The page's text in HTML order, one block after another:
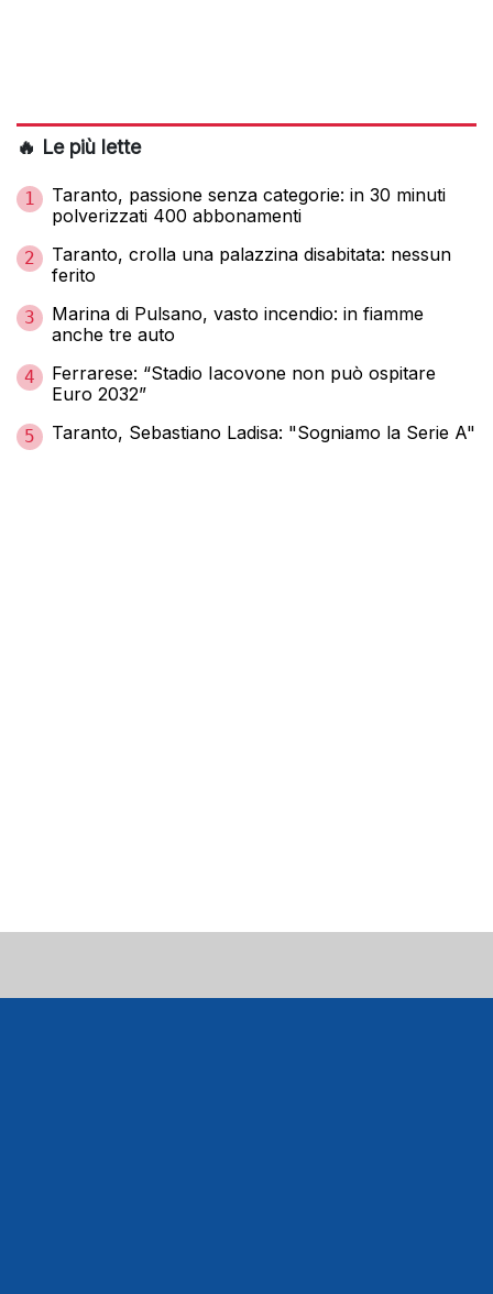
🔥 Le più lette
1
Taranto, passione senza categorie: in 30 minuti
polverizzati 400 abbonamenti
2
Taranto, crolla una palazzina disabitata: nessun
ferito
3
Marina di Pulsano, vasto incendio: in fiamme
anche tre auto
4
Ferrarese: “Stadio Iacovone non può ospitare
Euro 2032”
5 Taranto, Sebastiano Ladisa: "Sogniamo la Serie A"